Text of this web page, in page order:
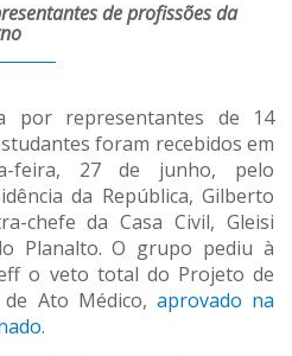
de profissões da
por representantes de 14
foram recebidos em
feira, 27 de junho, pelo
da República, Gilberto
chefe da Casa Civil, Gleisi
Planalto. O grupo pediu à
o veto total do Projeto de
Ato Médico, aprovado na
.